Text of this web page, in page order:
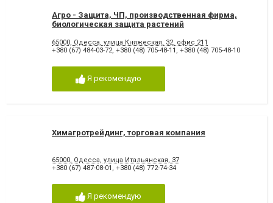
Агро - Защита, ЧП, производственная фирма,
биологическая защита растений
65000, Одесса, улица Княжеская, 32, офис 211
+380 (67) 484-03-72, +380 (48) 705-48-11 , +380 (48) 705-48-10
Я рекомендую
Химагротрейдинг, торговая компания
65000, Одесса, улица Итальянская, 37
+380 (67) 487-08-01 , +380 (48) 772-74-34
Я рекомендую